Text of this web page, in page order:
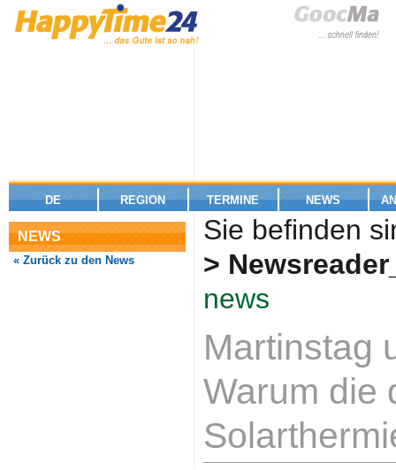
DE REGION TERMINE NEWS
NEWS
« Zurück zu den News
Sie befinden
>
news
Martinstag
Warum die